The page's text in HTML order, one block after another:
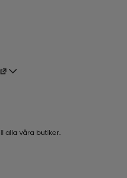
alla våra butiker.